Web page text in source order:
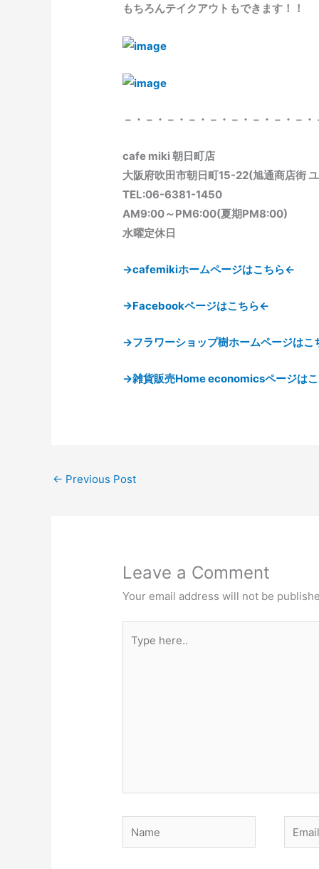
もちろんテイクアウトもできます！！
－・－・－・－・－・－・－・－・－・
cafe miki 朝日町店
大阪府吹田市朝日町15-22(旭通商店街
TEL:06-6381-1450
AM9:00～PM6:00(夏期PM8:00)
水曜定休日
→cafemikiホームページはこちら←
→Facebookページはこちら←
→フラワーショップ樹ホームページは
→雑貨販売Home economicsページは
← Previous Post
Leave a Comment
Your email address will not be
here..
Name Email